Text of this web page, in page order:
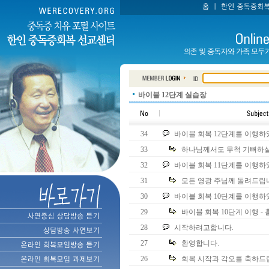
바이블 12단계 실습장
34
바이블 회복 12단계를 이행
33
하나님께서도 무척 기뻐하
32
바이블 회복 11단계를 이행
31
모든 영광 주님께 돌려드
30
바이블 회복 10단계를 이행
29
바이블 회복 10단계 이행 -
28
시작하려고합니다.
27
환영합니다.
26
회복 시작과 각오를 축하